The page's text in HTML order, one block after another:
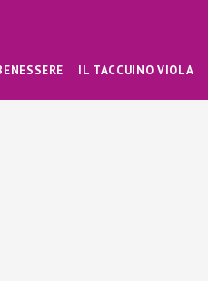
IL TACCUINO VIOLA